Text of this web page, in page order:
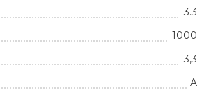
3.3
1000
3,3
A